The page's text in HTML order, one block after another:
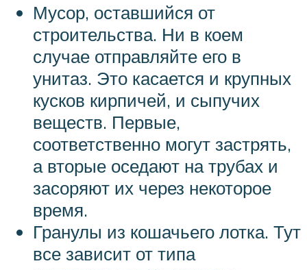
Мусор, оставшийся от
строительства. Ни в коем
случае отправляйте его в
унитаз. Это касается и крупных
кусков кирпичей, и сыпучих
веществ. Первые,
соответственно могут застрять,
а вторые оседают на трубах и
засоряют их через некоторое
время.
Гранулы из кошачьего лотка. Тут
все зависит от типа